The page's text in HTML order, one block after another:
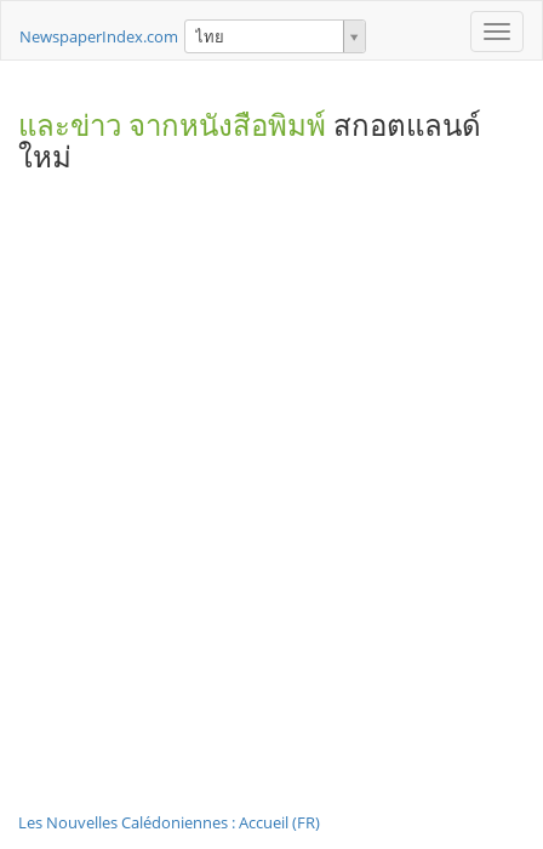
Toggle
NewspaperIndex.com ไทย
และข่าว จากหนังสือพิมพ์ สกอตแลนด์
ใหม่
Les Nouvelles Calédoniennes : Accueil (FR)